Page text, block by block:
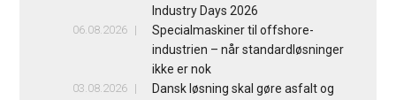
Industry Days 2026
06.08.2026
Specialmaskiner til offshore-
industrien – når standardløsninger
ikke er nok
03.08.2026
Dansk løsning skal gøre asfalt og